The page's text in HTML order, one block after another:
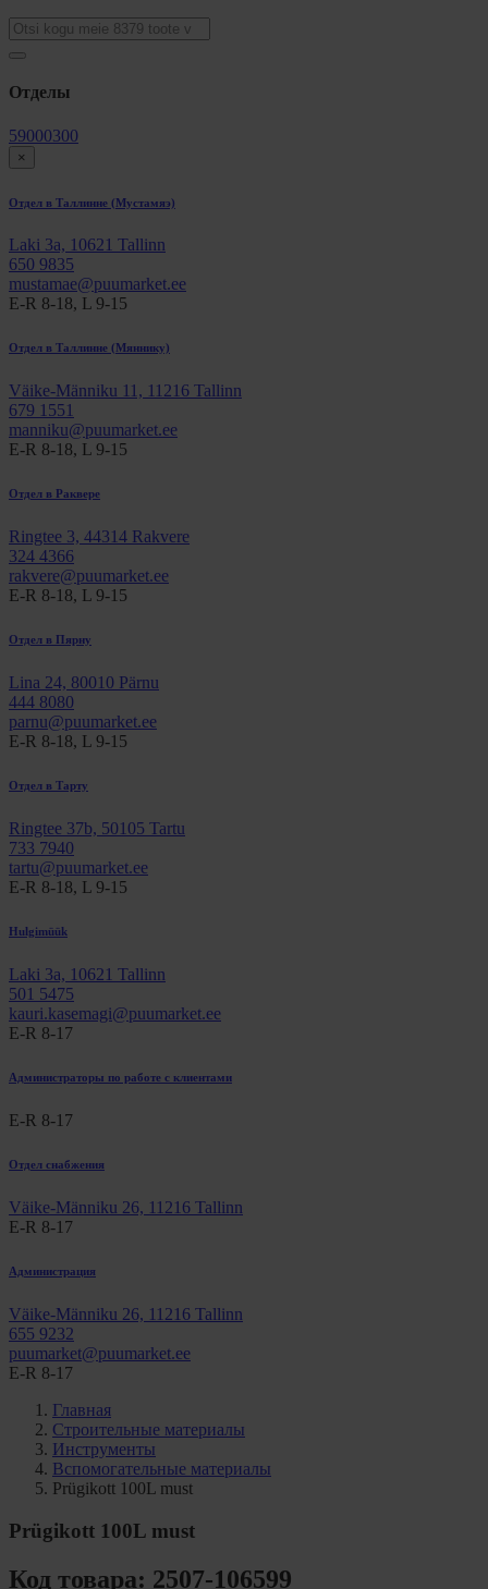
Oтделы
59000300
×
Отдел в Таллинне (Мустамяэ)
Laki 3a, 10621 Tallinn
650 9835
mustamae@puumarket.ee
E-R 8-18, L 9-15
Отдел в Таллинне (Мяннику)
Väike-Männiku 11, 11216 Tallinn
679 1551
manniku@puumarket.ee
E-R 8-18, L 9-15
Отдел в Раквере
Ringtee 3, 44314 Rakvere
324 4366
rakvere@puumarket.ee
E-R 8-18, L 9-15
Отдел в Пярну
Lina 24, 80010 Pärnu
444 8080
parnu@puumarket.ee
E-R 8-18, L 9-15
Oтдел в Тарту
Ringtee 37b, 50105 Tartu
733 7940
tartu@puumarket.ee
E-R 8-18, L 9-15
Hulgimüük
Laki 3a, 10621 Tallinn
501 5475
kauri.kasemagi@puumarket.ee
E-R 8-17
Администраторы по работе с клиентами
E-R 8-17
Отдел снабжения
Väike-Männiku 26, 11216 Tallinn
E-R 8-17
Администрация
Väike-Männiku 26, 11216 Tallinn
655 9232
puumarket@puumarket.ee
E-R 8-17
Главная
Строительные материалы
Инструменты
Вспомогательные материалы
Prügikott 100L must
Prügikott 100L must
Код товара: 2507-106599